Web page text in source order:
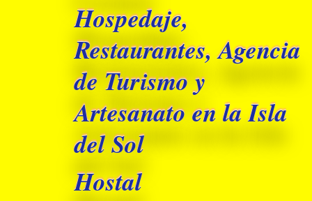
Hospedaje,
Restaurantes, Agencia
de Turismo y
Artesanato en la Isla
del Sol
Hostal